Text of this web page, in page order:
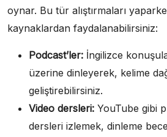
oynar. Bu tür alıştırmaları
kaynaklardan faydalanabilirsiniz:
Podcast’ler: İngilizce
üzerine dinleyerek, kelime
geliştirebilirsiniz.
Video dersleri: YouTube gibi
dersleri izlemek, dinleme